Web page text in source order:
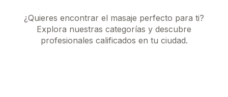
¿Quieres encontrar el masaje perfecto para ti?
Explora nuestras categorías y descubre
profesionales calificados en tu ciudad.